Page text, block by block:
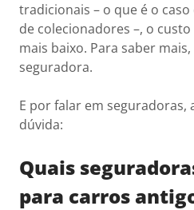
tradicionais – o que é o
de colecionadores –, o
mais baixo. Para saber
seguradora.
E por falar em seguradoras,
dúvida:
Quais
para carros